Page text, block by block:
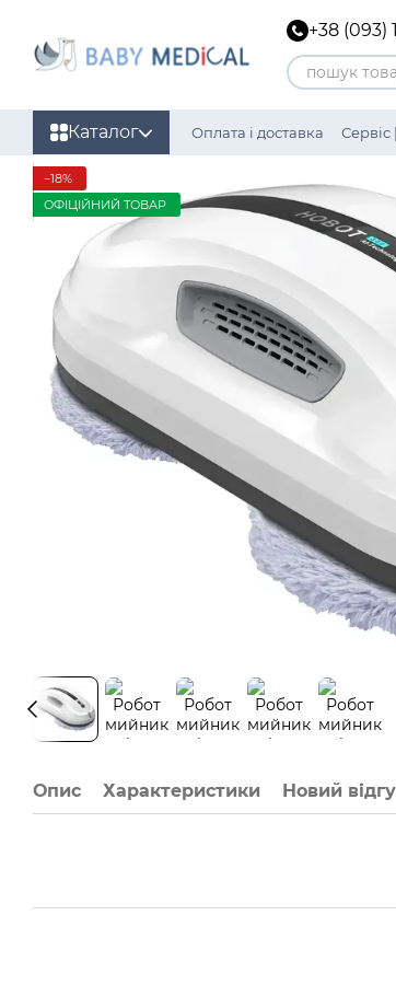
+38 (093)
Каталог Оплата і доставка
−18%
ОФІЦІЙНИЙ ТОВАР
Опис Характеристики Новий